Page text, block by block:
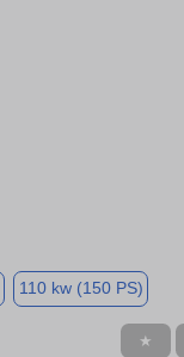
110 kw (150 PS)
★